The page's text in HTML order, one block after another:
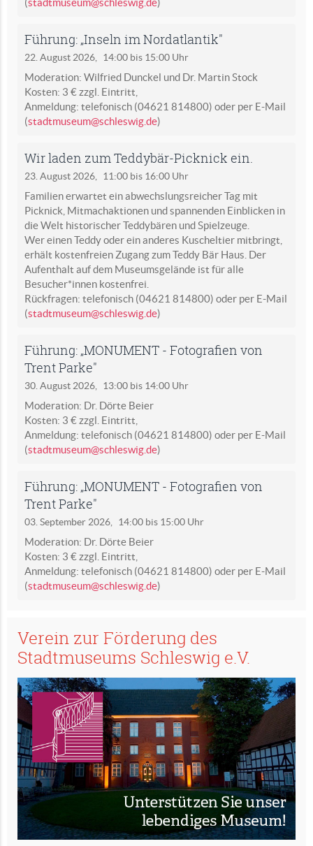
Führung: „Inseln im Nordatlantik"
22. August 2026, 14:00 bis 15:00 Uhr
Moderation: Wilfried Dunckel und Dr. Martin Stock
Kosten: 3 € zzgl. Eintritt,
Anmeldung: telefonisch (04621 814800) oder per E-Mail
(stadtmuseum@schleswig.de)
Wir laden zum Teddybär-Picknick ein.
23. August 2026, 11:00 bis 16:00 Uhr
Familien erwartet ein abwechslungsreicher Tag mit
Picknick, Mitmachaktionen und spannenden Einblicken in
die Welt historischer Teddybären und Spielzeuge.
Wer einen Teddy oder ein anderes Kuscheltier mitbringt,
erhält kostenfreien Zugang zum Teddy Bär Haus. Der
Aufenthalt auf dem Museumsgelände ist für alle
Besucher*innen kostenfrei.
Rückfragen: telefonisch (04621 814800) oder per E-Mail
(stadtmuseum@schleswig.de)
Führung: „MONUMENT - Fotografien von
Trent Parke"
30. August 2026, 13:00 bis 14:00 Uhr
Moderation: Dr. Dörte Beier
Kosten: 3 € zzgl. Eintritt,
Anmeldung: telefonisch (04621 814800) oder per E-Mail
(stadtmuseum@schleswig.de)
Führung: „MONUMENT - Fotografien von
Trent Parke"
03. September 2026, 14:00 bis 15:00 Uhr
Moderation: Dr. Dörte Beier
Kosten: 3 € zzgl. Eintritt,
Anmeldung: telefonisch (04621 814800) oder per E-Mail
(stadtmuseum@schleswig.de)
Verein zur Förderung des
Stadtmuseums Schleswig e.V.